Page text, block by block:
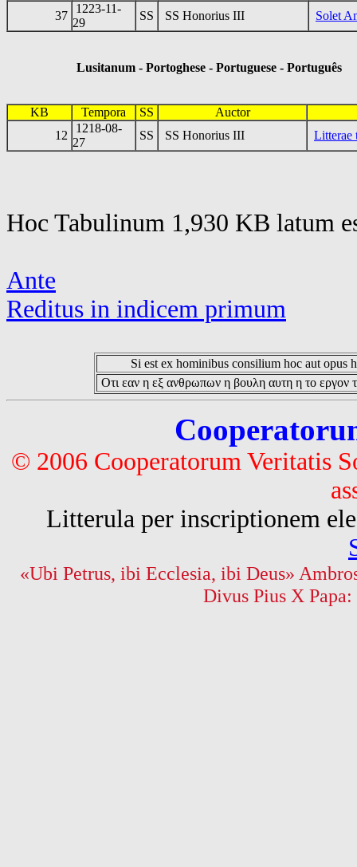
37
1223-11-
29
SS SS Honorius III Solet
Lusitanum - Portoghese - Portuguese - Português
KB Tempora SS
Auctor
12
1218-08-
27
SS SS Honorius III Litterae
Hoc Tabulinum 1,930 KB latum
Ante
Reditus in indicem primum
Si est ex hominibus consilium hoc aut opus
Οτι εαν η εξ ανθρωπων η βουλη αυτη η το εργον
© 2006 Cooperatorum Veritatis
Litterula per inscriptionem
«Ubi Petrus, ibi Ecclesia, ibi Deus»
Divus Pius X Papa: